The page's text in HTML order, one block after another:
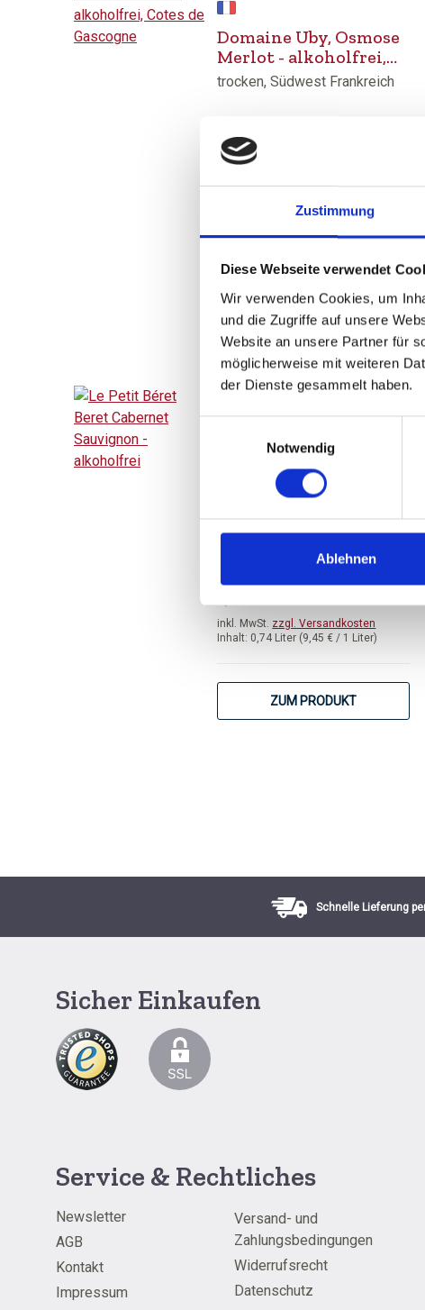
Zustimmung
Diese Webseite verwendet
Wir verwenden Cookies, um
und die Zugriffe auf unsere
Website an unsere Partner für
möglicherweise mit weiteren
der Dienste gesammelt haben.
Notwendig
Ablehnen
Domaine Uby, Osmose
Merlot - alkoholfrei,
Cotes de Gascogne
trocken, Südwest Frankreich
0,75 Liter(9,80 € / 1 Liter)
BESTELLEN
Le Petit Béret Beret
Cabernet Sauvignon -
alkoholfrei
Durchschnittliche Bewertung von
Inhalt: 0,74 Liter (9,45 € / 1 Liter)
inkl. MwSt. zzgl. Versandkosten
UVP
ab 6,99 €
ZUM PRODUKT
Schnelle Lieferung
Sicher Einkaufen
Service & Rechtliches
Newsletter
AGB
Kontakt
Impressum
Versand- und
Zahlungsbedingungen
Widerrufsrecht
Datenschutz